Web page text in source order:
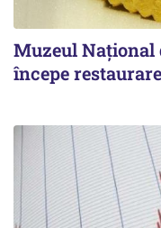
Muzeul Național
începe